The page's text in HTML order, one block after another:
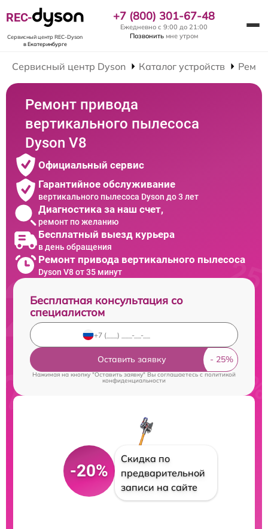
REC-
Сервисный центр REC-Dyson
в Екатеринбурге
+7 (800) 301-67-48
Ежедневно с 9:00 до 21:00
Позвонить мне утром
Сервисный центр Dyson Каталог устройств
Ремонт привода
вертикального пылесоса
Dyson V8
Официальный сервис
Гарантийное обслуживание
вертикального пылесоса Dyson до 3 лет
Диагностика за наш счет,
ремонт по желанию
Бесплатный выезд курьера
в день обращения
Ремонт привода вертикального пылесоса
Dyson V8 от 35 минут
Бесплатная консультация со
специалистом
Оставить заявку
Нажимая на кнопку "Оставить заявку" Вы соглашаетесь cполитикой
конфиденциальности
-20%
Скидка по
предварительной
записи на сайте